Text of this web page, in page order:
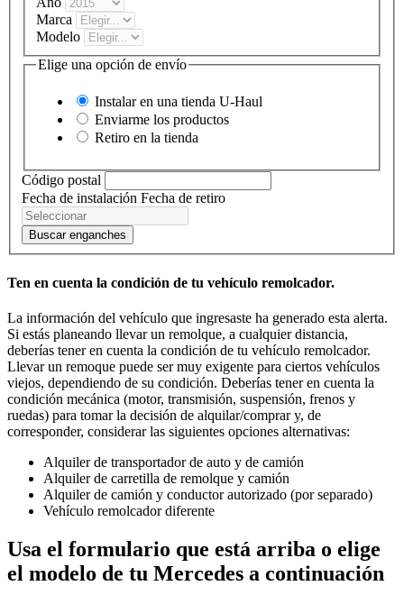
Marca
Modelo
Elige una opción de envío
Instalar en una tienda U-Haul
Enviarme los productos
Retiro en la tienda
Código postal
Fecha de instalación Fecha de retiro
Buscar enganches
Ten en cuenta la condición de tu vehículo remolcador.
La información del vehículo que ingresaste ha generado esta alerta.
Si estás planeando llevar un remolque, a cualquier distancia,
deberías tener en cuenta la condición de tu vehículo remolcador.
Llevar un remoque puede ser muy exigente para ciertos vehículos
viejos, dependiendo de su condición. Deberías tener en cuenta la
condición mecánica (motor, transmisión, suspensión, frenos y
ruedas) para tomar la decisión de alquilar/comprar y, de
corresponder, considerar las siguientes opciones alternativas:
Alquiler de transportador de auto y de camión
Alquiler de carretilla de remolque y camión
Alquiler de camión y conductor autorizado (por separado)
Vehículo remolcador diferente
Usa el formulario que está arriba o elige
el modelo de tu Mercedes a continuación